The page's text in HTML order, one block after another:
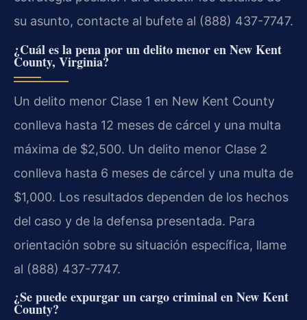
su asunto, contacte al bufete al (888) 437-7747.
¿Cuál es la pena por un delito menor en New Kent
County, Virginia?
Un delito menor Clase 1 en New Kent County
conlleva hasta 12 meses de cárcel y una multa
máxima de $2,500. Un delito menor Clase 2
conlleva hasta 6 meses de cárcel y una multa de
$1,000. Los resultados dependen de los hechos
del caso y de la defensa presentada. Para
orientación sobre su situación específica, llame
al (888) 437-7747.
¿Se puede expurgar un cargo criminal en New Kent
County?